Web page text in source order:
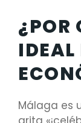
¿POR
Málaga es